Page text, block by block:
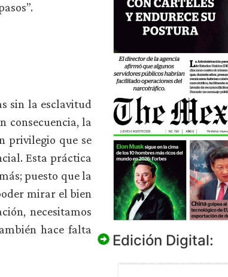
sin la esclavitud
consecuencia, la
privilegio que se
Esta práctica
puesto que la
mirar el bien
necesitamos
hace falta
Edición Digital: